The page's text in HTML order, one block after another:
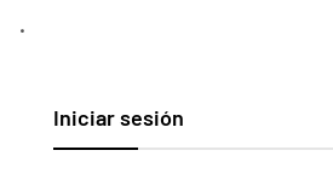
.
Iniciar sesión